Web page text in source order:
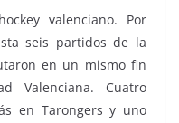
valenciano. Por
seis partidos de la
en un mismo fin
Valenciana. Cuatro
en Tarongers y uno